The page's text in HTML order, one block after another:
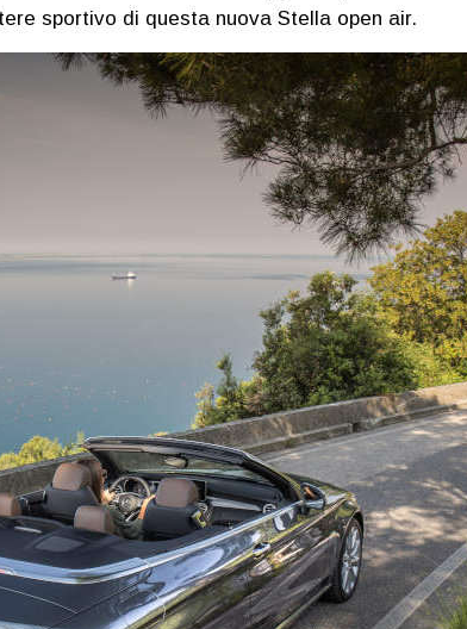
sportivo di questa nuova Stella open air.